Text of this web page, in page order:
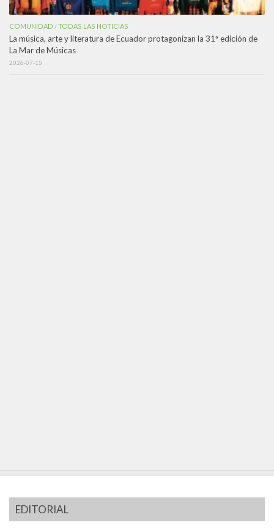
COMUNIDAD /TODAS LAS NOTICIAS
La música, arte y literatura de Ecuador protagonizan la 31ª edición de
La Mar de Músicas
2026-07-15
EDITORIAL